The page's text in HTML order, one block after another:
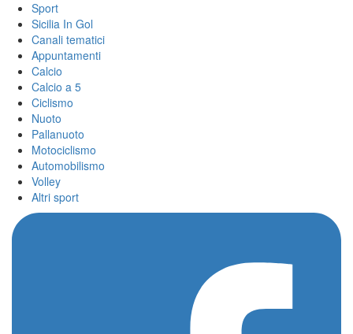
Sport
Sicilia In Gol
Canali tematici
Appuntamenti
Calcio
Calcio a 5
Ciclismo
Nuoto
Pallanuoto
Motociclismo
Automobilismo
Volley
Altri sport